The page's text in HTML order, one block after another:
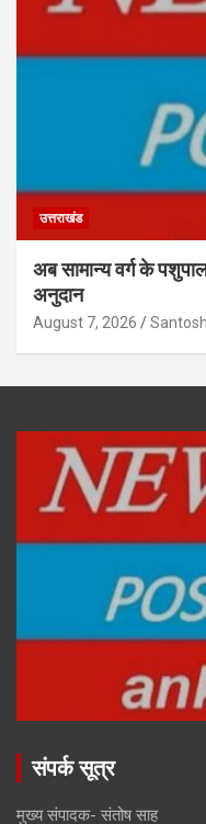
उत्तराखंड
अब सामान्य वर्ग के
अनुदान
August 7, 2026
संपर्क सूत्र
मुख्य संपादक- संतोष साह